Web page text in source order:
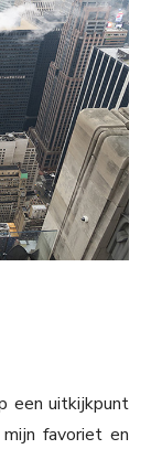
een uitkijkpunt
favoriet en